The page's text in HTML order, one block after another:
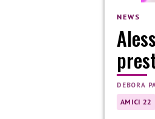
NEWS
DEBORA
AMICI 22